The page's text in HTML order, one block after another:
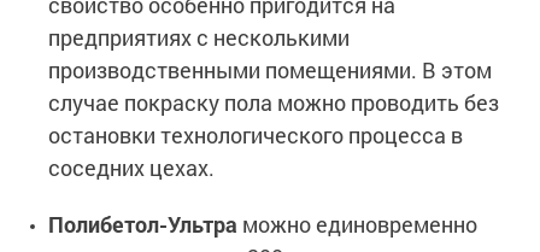
предприятиях с несколькими
производственными помещениями. В этом
случае покраску пола можно проводить без
остановки технологического процесса в
соседних цехах.
Полибетол-Ультра можно единовременно